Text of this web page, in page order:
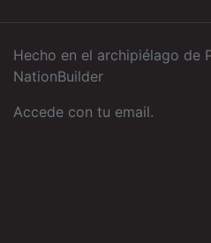
Hecho en el archipiélago de
NationBuilder
Accede con tu email.